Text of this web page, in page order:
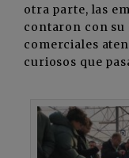
otra parte, las
contaron con su
comerciales
curiosos que